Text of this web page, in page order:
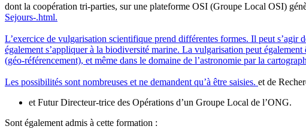
dont la coopération tri-parties, sur une plateforme OSI (Groupe Local OSI)
Sejours-.html.
L’exercice de vulgarisation scientifique prend différentes formes. Il peut s’agir
également s’appliquer à la biodiversité marine. La vulgarisation peut
(géo-référencement), et même dans le domaine de l’astronomie par la
Les possibilités sont nombreuses et ne demandent qu’à être saisies. et de
et Futur Directeur-trice des Opérations d’un Groupe Local de l’ONG.
Sont également admis à cette formation :